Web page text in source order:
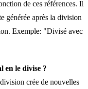
de ces références. Il
générée après la division
Exemple: "Divisé avec
en le divise ?
crée de nouvelles